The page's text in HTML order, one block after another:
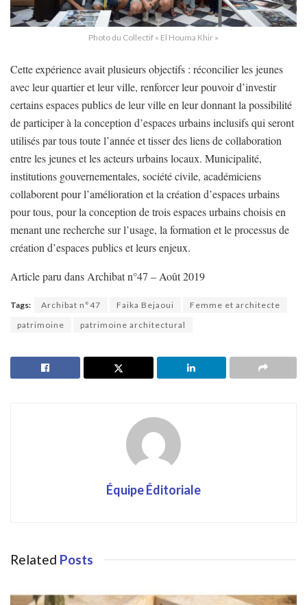
Photo du Collectif « El Houma Khir »
Cette expérience avait plusieurs objectifs : réconcilier les jeunes
avec leur quartier et leur ville, renforcer leur pouvoir d’investir
certains espaces publics de leur ville en leur donnant la possibilité
de participer à la conception d’espaces urbains inclusifs qui seront
utilisés par tous toute l’année et tisser des liens de collaboration
entre les jeunes et les acteurs urbains locaux. Municipalité,
institutions gouvernementales, société civile, académiciens
collaborent pour l’amélioration et la création d’espaces urbains
pour tous, pour la conception de trois espaces urbains choisis en
menant une recherche sur l’usage, la formation et le processus de
création d’espaces publics et leurs enjeux.
Article paru dans Archibat n°47 – Août 2019
Tags: Archibat n°47 Faika Bejaoui
Femme et architecte
patrimoine
patrimoine architectural
Équipe Éditoriale
Related Posts